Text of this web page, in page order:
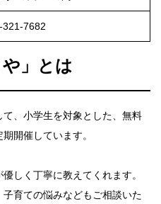
321-7682
や」とは
、小学生を対象とした、無料
開催しています。
しく丁寧に教えてくれます。
育ての悩みなどもご相談いた